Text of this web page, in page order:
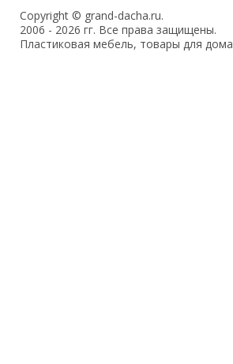
Copyright © grand-dacha.ru.
2006 - 2026 гг. Все права защищены.
Пластиковая мебель, товары для дома